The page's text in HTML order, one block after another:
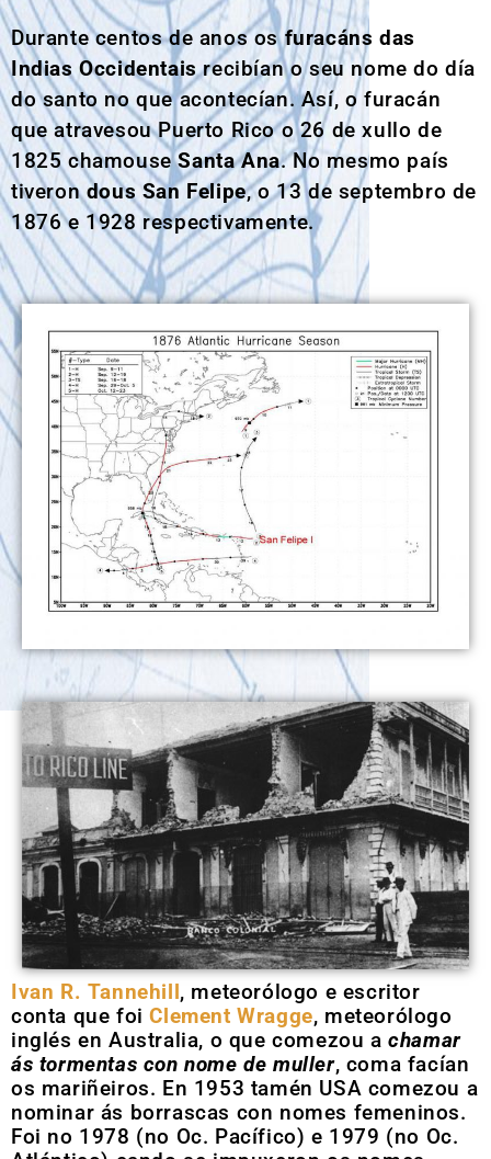
Durante centos de anos osfuracáns das
Indias Occidentaisrecibían o seu nome do día
do santo no que acontecían. Así, o furacán
que atravesou Puerto Rico o 26 de xullo de
1825 chamouseSanta Ana. No mesmo país
tiverondous San Felipe, o 13 de septembro de
1876 e 1928 respectivamente.
Ivan R. Tannehill, meteorólogo e escritor
conta que foiClement Wragge, meteorólogo
inglés en Australia, o que comezou a chamar
ás tormentas con nome de muller, coma facían
os mariñeiros. En 1953 tamén USA comezou a
nominar ás borrascas con nomes femeninos.
Foi no 1978 (no Oc. Pacífico) e 1979 (no Oc.